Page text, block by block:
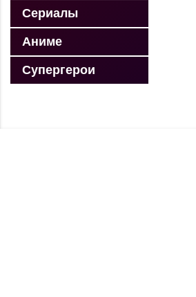
Сериалы
Аниме
Супергерои